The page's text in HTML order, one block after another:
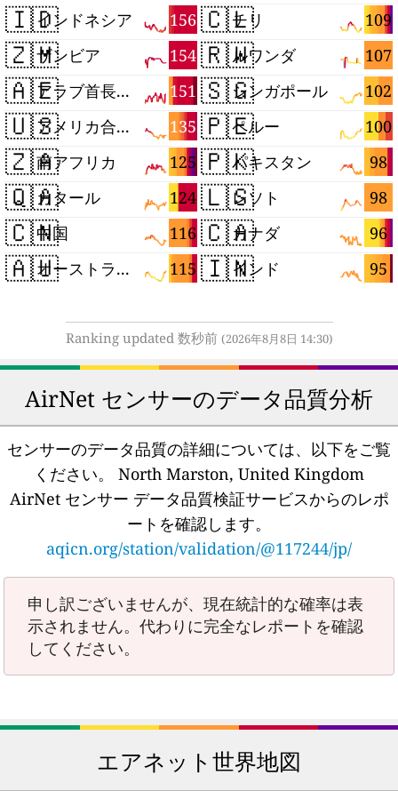
🇮🇩 156
インドネシア
🇿🇲 154
ザンビア
🇦🇪 151
アラブ首長国連邦
🇺🇸 135
アメリカ合衆国
🇿🇦 125
南アフリカ
🇶🇦 124
カタール
🇨🇳 116
中国
🇦🇺 115
オーストラリア
🇨🇱 109
チリ
🇷🇼 107
ルワンダ
🇸🇬 102
シンガポール
🇵🇪 100
ペルー
🇵🇰 98
パキスタン
🇱🇸 98
レソト
🇨🇦 96
カナダ
🇮🇳 95
インド
Ranking updated 数秒前 (2026年8月8日 14:30)
AirNet センサーのデータ品質分析
センサーのデータ品質の詳細については、以下をご覧
ください。
North Marston, United Kingdom
AirNet センサー データ品質検証サービスからのレポ
ートを確認します。
aqicn.org/station/validation/@117244/jp/
申し訳ございませんが、現在統計的な確率は表
示されません。代わりに完全なレポートを確認
してください。
エアネット世界地図